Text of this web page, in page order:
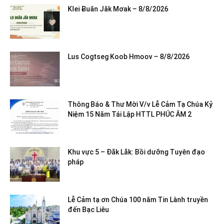
Klei Ƀuăn Jăk Mơak – 8/8/2026
Lus Cogtseg Koob Hmoov – 8/8/2026
Thông Báo & Thư Mời V/v Lễ Cảm Tạ Chúa Kỷ
Niệm 15 Năm Tái Lập HTTL PHÚC ÂM 2
Khu vực 5 – Đắk Lắk: Bồi dưỡng Tuyên đạo
pháp
Lễ Cảm tạ ơn Chúa 100 năm Tin Lành truyền
đến Bạc Liêu